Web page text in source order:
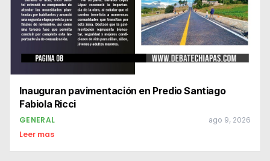
Inauguran pavimentación en Predio Santiago
Fabiola Ricci
GENERAL ago 9, 2026
Leer mas